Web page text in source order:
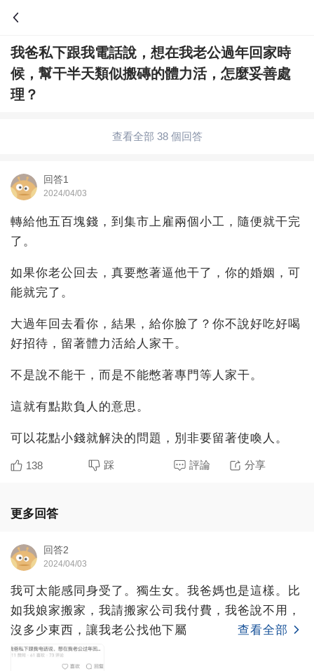
我爸私下跟我電話說，想在我老公過年回家時
候，幫干半天類似搬磚的體力活，怎麼妥善處
理？
查看全部 38 個回答
回答1
2024/04/03
轉給他五百塊錢，到集市上雇兩個小工，隨便就干完
了。
如果你老公回去，真要憋著逼他干了，你的婚姻，可
能就完了。
大過年回去看你，結果，給你臉了？你不說好吃好喝
好招待，留著體力活給人家干。
不是說不能干，而是不能憋著專門等人家干。
這就有點欺負人的意思。
可以花點小錢就解決的問題，別非要留著使喚人。
138 踩 評論 分享
更多回答
回答2
2024/04/03
我可太能感同身受了。獨生女。我爸媽也是這樣。比
如我娘家搬家，我請搬家公司我付費，我爸說不用，
沒多少東西，讓我老公找他下屬
查看全部
問答
歷史